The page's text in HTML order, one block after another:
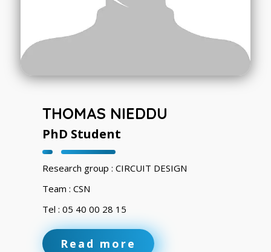
THOMAS NIEDDU
PhD Student
Research group : CIRCUIT DESIGN
Team : CSN
Tel : 05 40 00 28 15
Read more